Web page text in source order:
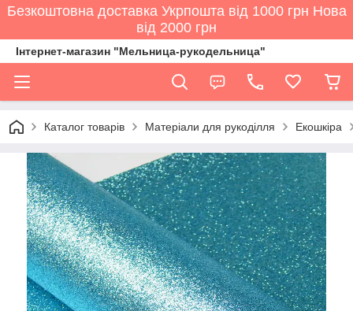
Безкоштовна доставка Укрпошта від 1000 грн Нова
від 2000 грн
Інтернет-магазин "Мельница-рукодельница"
Каталог товарів Матеріали для рукоділля Екошкіра